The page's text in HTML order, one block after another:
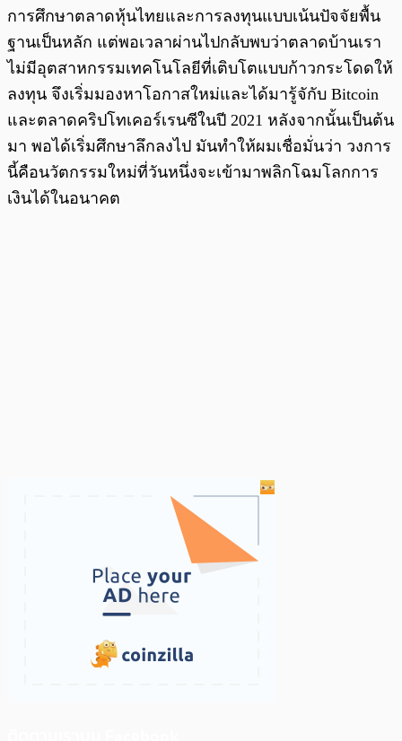
การศึกษาตลาดหุ้นไทยและการลงทุนแบบเน้นปัจจัยพื้น
ฐานเป็นหลัก แต่พอเวลาผ่านไปกลับพบว่าตลาดบ้านเรา
ไม่มีอุตสาหกรรมเทคโนโลยีที่เติบโตแบบก้าวกระโดดให้
ลงทุน จึงเริ่มมองหาโอกาสใหม่และได้มารู้จักับ Bitcoin
และตลาดคริปโทเคอร์เรนซีในปี 2021 หลังจากนั้นเป็นต้น
มา พอได้เริ่มศึกษาลึกลงไป มันทำให้ผมเชื่อมั่นว่า วงการ
นี้คือนวัตกรรมใหม่ที่วันหนึ่งจะเข้ามาพลิกโฉมโลกการ
เงินได้ในอนาคต